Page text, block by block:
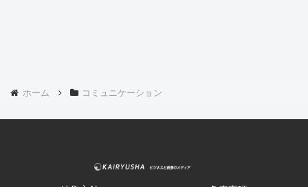
ホーム コミュニケーション